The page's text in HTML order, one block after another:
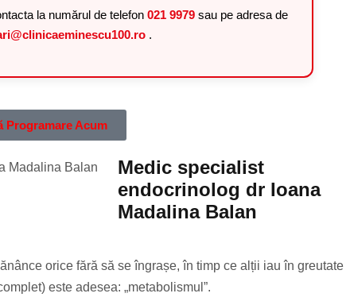
la numărul de telefon021 9979sau pe adresa de
.
Programare Acum
Medic specialist
endocrinolog dr Ioana
Madalina Balan
orice fără să se îngrașe, în timp ce alții iau în greutate
este adesea: „metabolismul”.